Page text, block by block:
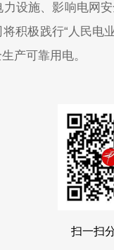
设施、影响电网
积极践行“人民电
产可靠用电。
扫一扫